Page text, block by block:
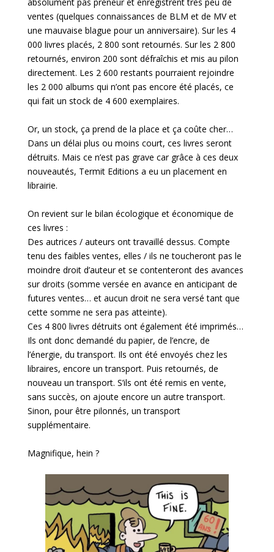
absolument pas preneur et enregistrent très peu de
ventes (quelques connaissances de BLM et de MV et
une mauvaise blague pour un anniversaire). Sur les 4
000 livres placés, 2 800 sont retournés. Sur les 2 800
retournés, environ 200 sont défraîchis et mis au pilon
directement. Les 2 600 restants pourraient rejoindre
les 2 000 albums qui n’ont pas encore été placés, ce
qui fait un stock de 4 600 exemplaires.
Or, un stock, ça prend de la place et ça coûte cher…
Dans un délai plus ou moins court, ces livres seront
détruits. Mais ce n’est pas grave car grâce à ces deux
nouveautés, Termit Editions a eu un placement en
librairie.
On revient sur le bilan écologique et économique de
ces livres :
Des autrices / auteurs ont travaillé dessus. Compte
tenu des faibles ventes, elles / ils ne toucheront pas le
moindre droit d’auteur et se contenteront des avances
sur droits (somme versée en avance en anticipant de
futures ventes… et aucun droit ne sera versé tant que
cette somme ne sera pas atteinte).
Ces 4 800 livres détruits ont également été imprimés…
Ils ont donc demandé du papier, de l’encre, de
l’énergie, du transport. Ils ont été envoyés chez les
libraires, encore un transport. Puis retournés, de
nouveau un transport. S’ils ont été remis en vente,
sans succès, on ajoute encore un autre transport.
Sinon, pour être pilonnés, un transport
supplémentaire.
Magnifique, hein ?